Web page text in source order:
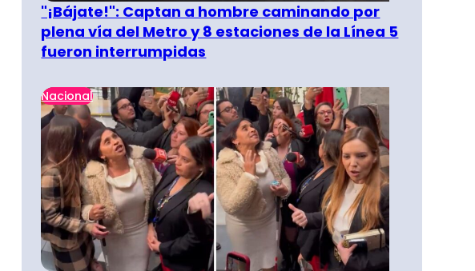
"¡Bájate!": Captan a hombre caminando por
plena vía del Metro y 8 estaciones de la Línea 5
fueron interrumpidas
Nacional